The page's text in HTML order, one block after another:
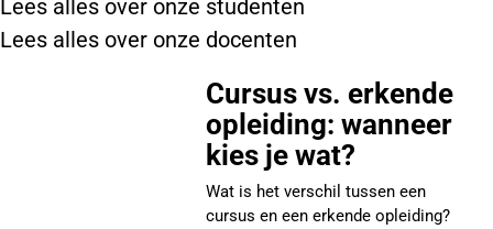
Lees alles over onze studenten
Lees alles over onze docenten
Cursus vs. erkende
opleiding: wanneer
kies je wat?
Wat is het verschil tussen een
cursus en een erkende opleiding?